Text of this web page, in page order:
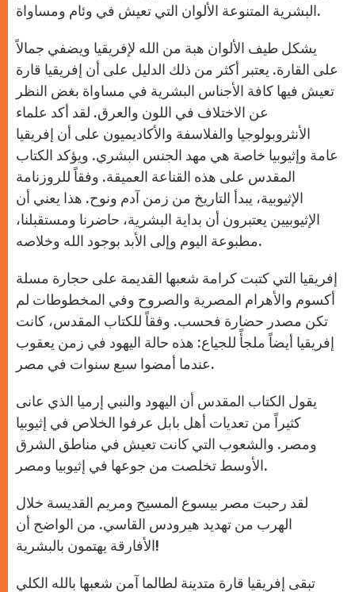
البشرية المتنوعة الألوان التي تعيش في وئام ومساواة.
يشكل طيف الألوان هبة من الله لإفريقيا ويضفي جمالاً
على القارة. يعتبر أكثر من ذلك الدليل على أن إفريقيا قارة
تعيش فيها كافة الأجناس البشرية في مساواة بغض النظر
عن الاختلاف في اللون والعرق. لقد أكد علماء
الأنثروبولوجيا والفلاسفة والأكاديميون على أن إفريقيا
عامة وإثيوبيا خاصة هي مهد الجنس البشري. ويؤكد الكتاب
المقدس على هذه القناعة العميقة. وفقاً للروزنامة
الإثيوبية، يبدأ التاريخ من زمن آدم ونوح. هذا يعني أن
الإثيوبيين يعتبرون أن بداية البشرية، حاضرنا ومستقبلنا،
مطبوعة اليوم وإلى الأبد بوجود الله وخلاصه.
إفريقيا التي كتبت كرامة شعبها القديمة على حجارة مسلة
أكسوم والأهرام المصرية والصروح وفي المخطوطات لم
تكن مصدر حضارة فحسب. وفقاً للكتاب المقدس، كانت
إفريقيا أيضاً ملجأً للجياع: هذه حالة اليهود في زمن يعقوب
عندما أمضوا سبع سنوات في مصر.
يقول الكتاب المقدس أن اليهود والنبي إرميا الذي عانى
كثيراً من تعديات أهل بابل عرفوا الخلاص في إثيوبيا
ومصر. والشعوب التي كانت تعيش في مناطق الشرق
الأوسط تخلصت من جوعها في إثيوبيا ومصر.
لقد رحبت مصر بيسوع المسيح ومريم القديسة خلال
الهرب من تهديد هيرودس القاسي. من الواضح أن
الأفارقة يهتمون بالبشرية!
تبقى إفريقيا قارة متدينة لطالما آمن شعبها بالله الكلي